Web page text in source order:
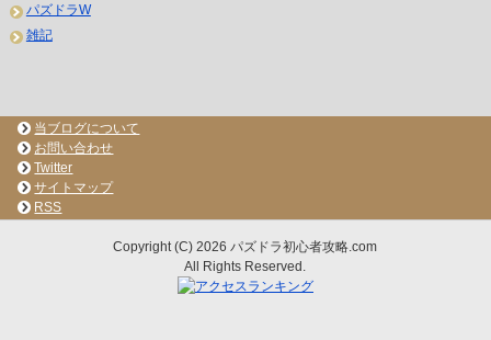
パズドラW
雑記
当ブログについて
お問い合わせ
Twitter
サイトマップ
RSS
Copyright (C) 2026 パズドラ初心者攻略.com
All Rights Reserved.